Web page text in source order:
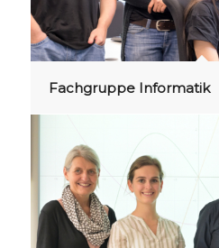
Fachgruppe Informatik